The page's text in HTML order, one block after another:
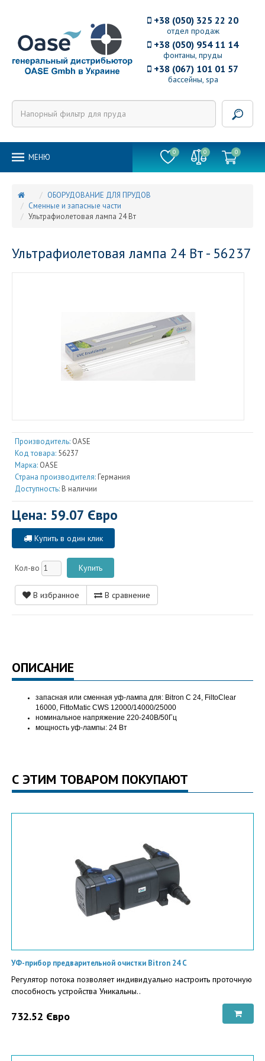
отдел продаж
+38 (050) 325 22 20
фонтаны, пруды
+38 (050) 954 11 14
бассейны, spa
+38 (067) 101 01 57
MEНЮ
0 0 0
ОБОРУДОВАНИЕ ДЛЯ ПРУДОВ
Сменные и запасные части
Ультрафиолетовая лампа 24 Вт
Ультрафиолетовая лампа 24 Вт - 56237
Производитель: OASE
Код товара: 56237
Марка: OASE
Страна производителя: Германия
Доступность: В наличии
Цена: 59.07 Євро
Купить в один клик
Кол-во
В избранное В сравнение
ОПИСАНИЕ
запасная или сменная уф-лампа для: Bitron С 24, FiltoClear
16000, FittoMatic CWS 12000/14000/25000
номинальное напряжение 220-240В/50Гц
мощность уф-лампы: 24 Вт
С ЭТИМ ТОВАРОМ ПОКУПАЮТ
УФ-прибор предварительной очистки Bitron 24 С
Регулятор потока позволяет индивидуально настроить проточную
способность устройства Уникальны..
732.52 Євро